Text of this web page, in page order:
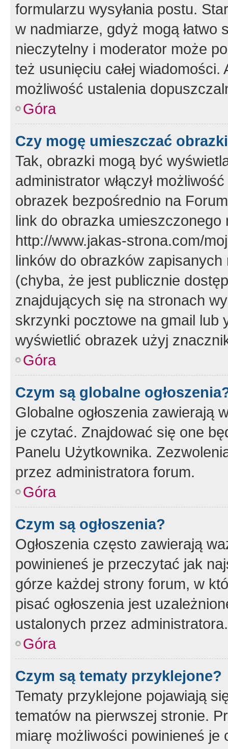
formularzu wysyłania postu.
w nadmiarze, gdyż mogą
nieczytelny i moderator może
też usunięciu całej
możliwość ustalenia
Góra
Czy mogę umieszczać
Tak, obrazki mogą być
administrator włączył
obrazek bezpośrednio na
link do obrazka
http://www.jakas-strona.com/
linków do obrazków
(chyba, że jest publicznie
znajdujących się na stronach
skrzynki pocztowe na gmail lub
wyświetlić obrazek użyj
Góra
Czym są globalne
Globalne ogłoszenia zawierają
je czytać. Znajdować się one
Panelu Użytkownika.
przez administratora forum.
Góra
Czym są ogłoszenia?
Ogłoszenia często zawierają
powinieneś je przeczytać jak
górze każdej strony forum, w
pisać ogłoszenia jest
ustalonych przez administratora.
Góra
Czym są tematy przyklejone?
Tematy przyklejone pojawiają
tematów na pierwszej stronie.
miarę możliwości powinieneś je